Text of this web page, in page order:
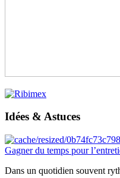
Idées & Astuces
Gagner du temps pour
Dans un quotidien souvent